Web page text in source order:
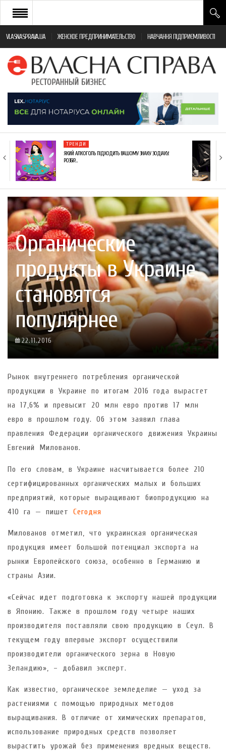
VLASNASPRAVA.UA ЖЕНСКОЕ ПРЕДПРИНИМАТЕЛЬСТВО НАВЧАННЯ ПІДПРИЄМЛИВОСТІ
НОВИНИ РЕСТОРАННОГО БІЗНЕСУ
ЯК ВІДКРИТИ ТА УСПІШНО КЕРУВАТИ
МОНІТОРИНГ ЗАКОНОДАВСТВА
ФРАНЧАЙЗИНГ
КНИГИ
ТРЕНДИ
ЯКИЙ АЛКОГОЛЬ ПІДХОДИТЬ ВАШОМУ ЗНАКУ ЗОДІАКУ:
РОЗБІР…
Органические
продукты в Украине
становятся
популярнее
22.11.2016
Рынок внутреннего потребления органической
продукции в Украине по итогам 2016 года вырастет
на 17,6% и превысит 20 млн евро против 17 млн
евро в прошлом году. Об этом заявил глава
правления Федерации органического движения Украины
Евгений Милованов.
По его словам, в Украине насчитывается более 210
сертифицированных органических малых и больших
предприятий, которые выращивают биопродукцию на
410 га — пишет Сегодня
Милованов отметил, что украинская органическая
продукция имеет большой потенциал экспорта на
рынки Европейского союза, особенно в Германию и
страны Азии.
«Сейчас идет подготовка к экспорту нашей продукции
в Японию. Также в прошлом году четыре наших
производителя поставляли свою продукцию в Сеул. В
текущем году впервые экспорт осуществили
производители органического зерна в Новую
Зеландию», – добавил эксперт.
Как известно, органическое земледелие — уход за
растениями с помощью природных методов
выращивания. В отличие от химических препаратов,
использование природных средств позволяет
вырастить урожай без применения вредных веществ.